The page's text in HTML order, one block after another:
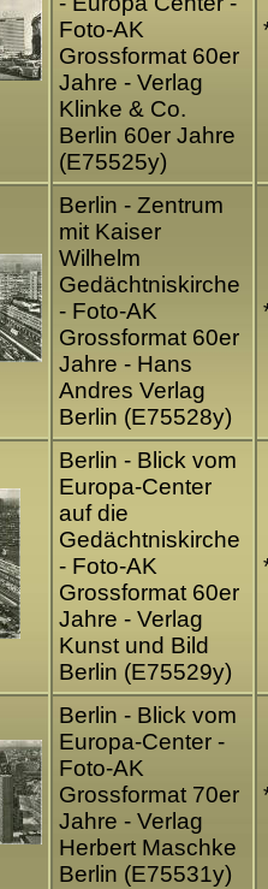
Foto-AK
Grossformat 60er
Jahre - Verlag
Klinke & Co.
Berlin 60er Jahre
(E75525y)
Berlin - Zentrum
mit Kaiser
Wilhelm
Gedächtniskirche
- Foto-AK
Grossformat 60er
Jahre - Hans
Andres Verlag
Berlin (E75528y)
Berlin - Blick vom
Europa-Center
auf die
Gedächtniskirche
- Foto-AK
Grossformat 60er
Jahre - Verlag
Kunst und Bild
Berlin (E75529y)
Berlin - Blick vom
Europa-Center -
Foto-AK
Grossformat 70er
Jahre - Verlag
Herbert Maschke
Berlin (E75531y)